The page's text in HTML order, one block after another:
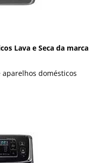
Lava e Seca da marca
domésticos